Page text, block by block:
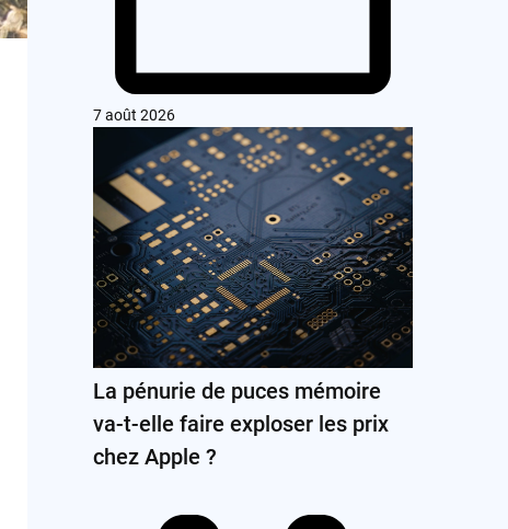
7 août 2026
La pénurie de puces mémoire
va-t-elle faire exploser les prix
chez Apple ?